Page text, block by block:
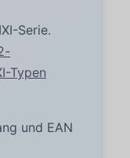
Serie.
Typen
und EAN